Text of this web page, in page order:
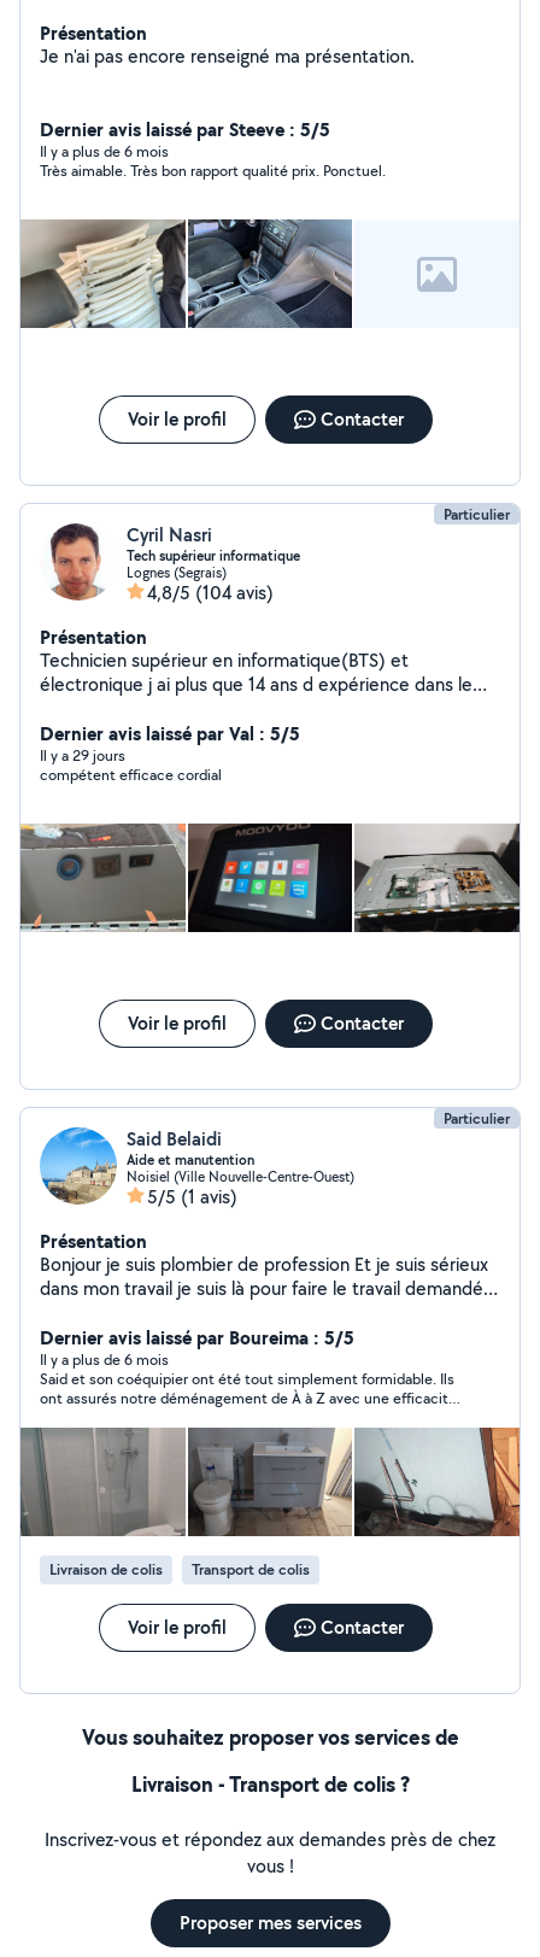
Présentation
Je n'ai pas encore renseigné ma présentation.
Dernier avis laissé par Steeve : 5/5
Il y a plus de 6 mois
Très aimable. Très bon rapport qualité prix. Ponctuel.
Voir le profil Contacter
Particulier
Cyril Nasri
Tech supérieur informatique
Lognes (Segrais)
4,8/5 (104 avis)
Présentation
Technicien supérieur en informatique(BTS) et
électronique j ai plus que 14 ans d expérience dans le
installation des équipements informatiques +
maintenance des équipements électroniques +
maintenance et montage tous ce qui est audiovisuel ?+
pas a m appeler :)
Dernier avis laissé par Val : 5/5
Il y a 29 jours
compétent efficace cordial
Voir le profil Contacter
Particulier
Said Belaidi
Aide et manutention
Noisiel (Ville Nouvelle-Centre-Ouest)
5/5 (1 avis)
Présentation
Bonjour je suis plombier de profession Et je suis sérieux
dans mon travail je suis là pour faire le travail demandée
Dernier avis laissé par Boureima : 5/5
Il y a plus de 6 mois
Said et son coéquipier ont été tout simplement formidable. Ils
ont assurés notre déménagement de À à Z avec une efficacité
sont bien équipés et maîtrisent bien ce qu’ils font. Vous pouvez
foncer les yeux fermés , vous ne serez pas déçus.
Livraison de colis Transport de colis
Voir le profil Contacter
Vous souhaitez proposer vos services de
Livraison - Transport de colis ?
Inscrivez-vous et répondez aux demandes près de chez
vous !
Proposer mes services